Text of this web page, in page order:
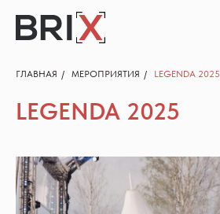
ГЛАВНАЯ / МЕРОПРИЯТИЯ / LEGENDA 2025
LEGENDA 2025